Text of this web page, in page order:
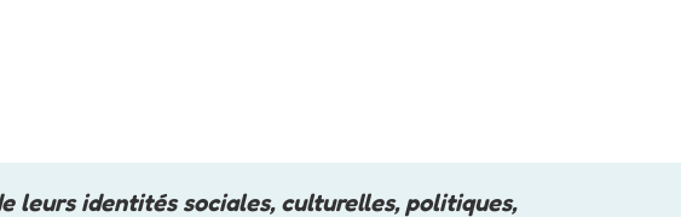
leurs identités sociales, culturelles, politiques,